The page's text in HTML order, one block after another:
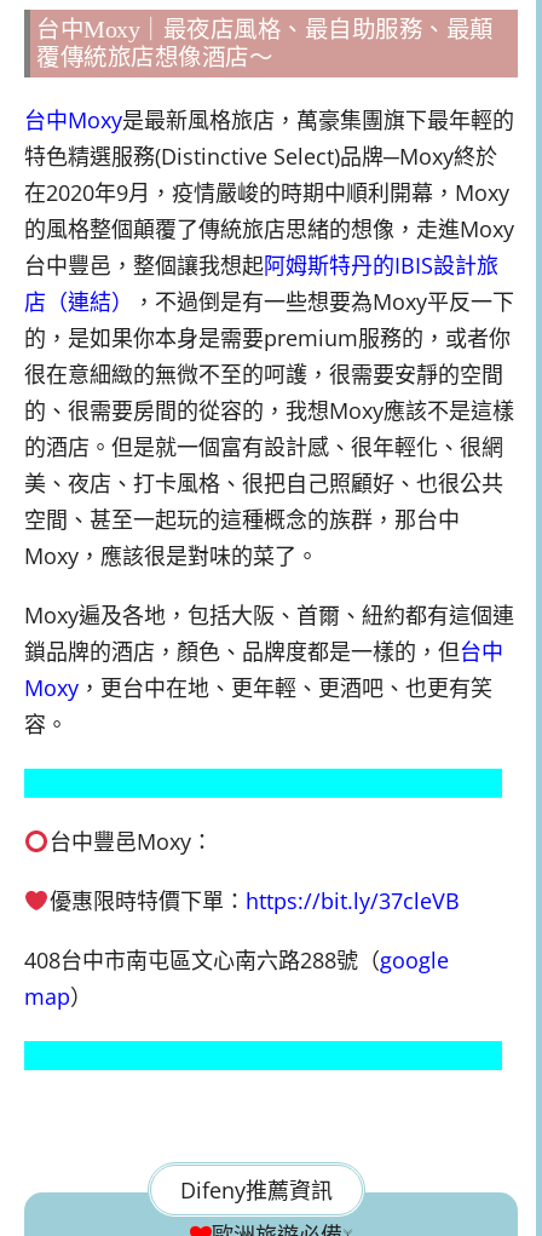
台中Moxy｜最夜店風格、最自助服務、最顛
覆傳統旅店想像酒店～
台中Moxy是最新風格旅店，萬豪集團旗下最年輕的
特色精選服務(Distinctive Select)品牌─Moxy終於
在2020年9月，疫情嚴峻的時期中順利開幕，Moxy
的風格整個顛覆了傳統旅店思緒的想像，走進Moxy
台中豐邑，整個讓我想起阿姆斯特丹的IBIS設計旅
店（連結）
，不過倒是有一些想要為Moxy平反一下
的，是如果你本身是需要premium服務的，或者你
很在意細緻的無微不至的呵護，很需要安靜的空間
的、很需要房間的從容的，我想Moxy應該不是這樣
的酒店。但是就一個富有設計感、很年輕化、很網
美、夜店、打卡風格、很把自己照顧好、也很公共
空間、甚至一起玩的這種概念的族群，那台中
Moxy，應該很是對味的菜了。
Moxy遍及各地，包括大阪、首爾、紐約都有這個連
鎖品牌的酒店，顏色、品牌度都是一樣的，但台中
Moxy ，更台中在地、更年輕、更酒吧、也更有笑
容。
台中豐邑Moxy：
優惠限時特價下單： https://bit.ly/37cleVB
408台中市南屯區文心南六路288號（google
map）
Difeny推薦資訊